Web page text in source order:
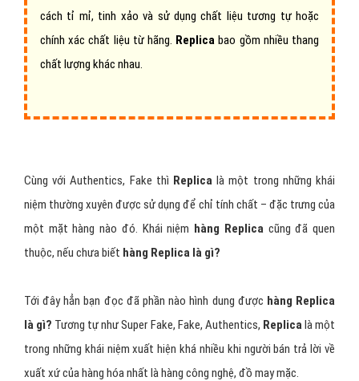
cách tỉ mỉ, tinh xảo và sử dụng chất liệu tương tự hoặc
chính xác chất liệu từ hãng. Replicabao gồm nhiều thang
chất lượng khác nhau.
Cùng với Authentics, Fake thì Replica là một trong những khái
niệm thường xuyên được sử dụng để chỉ tính chất – đặc trưng của
một mặt hàng nào đó. Khái niệm hàng Replicacũng đã quen
thuộc, nếu chưa biết hàng Replica là gì?
Tới đây hẳn bạn đọc đã phần nào hình dung được hàng Replica
là gì? Tương tự như Super Fake, Fake, Authentics, Replicalà một
trong những khái niệm xuất hiện khá nhiều khi người bán trả lời về
xuất xứ của hàng hóa nhất là hàng công nghệ, đồ may mặc.